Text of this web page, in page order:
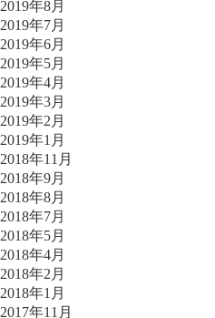
2019年8月
2019年7月
2019年6月
2019年5月
2019年4月
2019年3月
2019年2月
2019年1月
2018年11月
2018年9月
2018年8月
2018年7月
2018年5月
2018年4月
2018年2月
2018年1月
2017年11月